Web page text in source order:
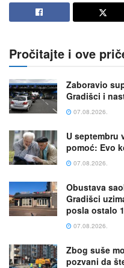
Pročitajte i ove
Zaboravio
Gradišci i
07.08.2026.
U septembru
pomoć: Evo
07.08.2026.
Obustava
Gradišci
posla ostalo
07.08.2026.
Zbog suše
pozvani da